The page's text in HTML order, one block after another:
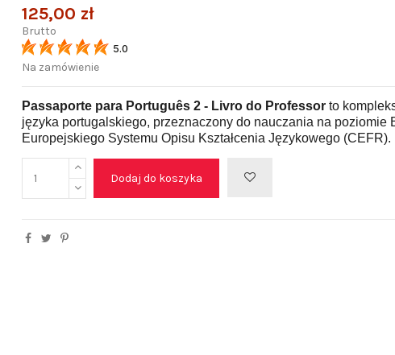
125,00 zł
Brutto
5.0
Na zamówienie
Passaporte para Português 2 - Livro do Professorto
języka portugalskiego, przeznaczony do nauczania na poziomie
Europejskiego Systemu Opisu Kształcenia Językowego (CEFR).
Dodaj do koszyka